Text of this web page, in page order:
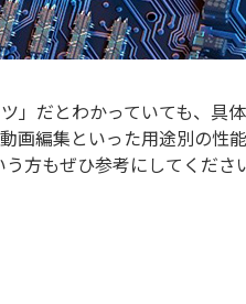
」だとわかっていても、具
画編集といった用途別の性
方もぜひ参考にしてくださ